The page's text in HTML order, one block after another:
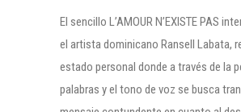
El sencillo L’AMOUR N’EXISTE PAS
el artista dominicano Ransell Labata,
estado personal donde a través de la
palabras y el tono de voz se busca